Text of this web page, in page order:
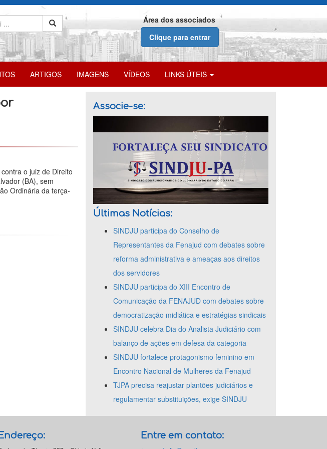
Área dos associados
Clique para entrar
ARTIGOS IMAGENS VÍDEOS LINKS ÚTEIS
o juiz de Direito
(BA), sem
Ordinária da terça-
Associe-se:
Últimas Notícias:
SINDJU participa do Conselho de
Representantes da Fenajud com debates sobre
reforma administrativa e ameaças aos direitos
dos servidores
SINDJU participa do XIII Encontro de
Comunicação da FENAJUD com debates sobre
democratização midiática e estratégias sindicais
SINDJU celebra Dia do Analista Judiciário com
balanço de ações em defesa da categoria
SINDJU fortalece protagonismo feminino em
Encontro Nacional de Mulheres da Fenajud
TJPA precisa reajustar plantões judiciários e
regulamentar substituições, exige SINDJU
Endereço: Entre em contato: